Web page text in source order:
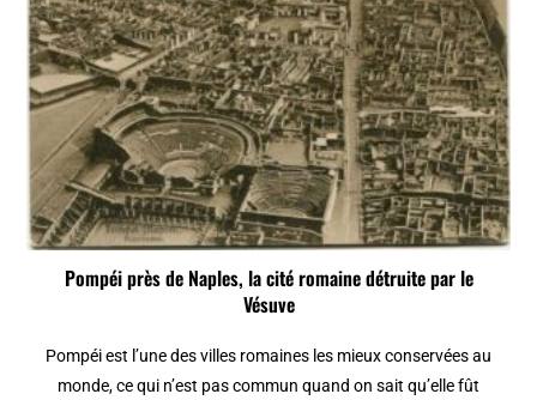
Pompéi près de Naples, la cité romaine détruite par le
Vésuve
Pompéi est l’une des villes romaines les mieux conservées au
monde, ce qui n’est pas commun quand on sait qu’elle fût